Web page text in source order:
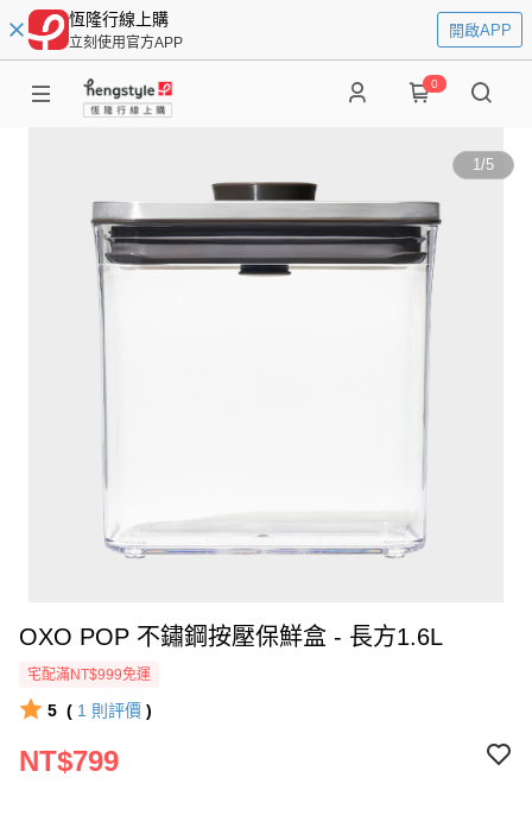
恆隆行線上購
立刻使用官方APP
開啟APP
0
1/5
OXO POP 不鏽鋼按壓保鮮盒 - 長方1.6L
宅配滿NT$999免運
5 ( 1 則評價 )
NT$799